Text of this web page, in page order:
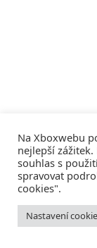
Tvorba webů a
Na Xboxwebu
nejlepší
souhlas s
spravovat
cookies".
Nastavení